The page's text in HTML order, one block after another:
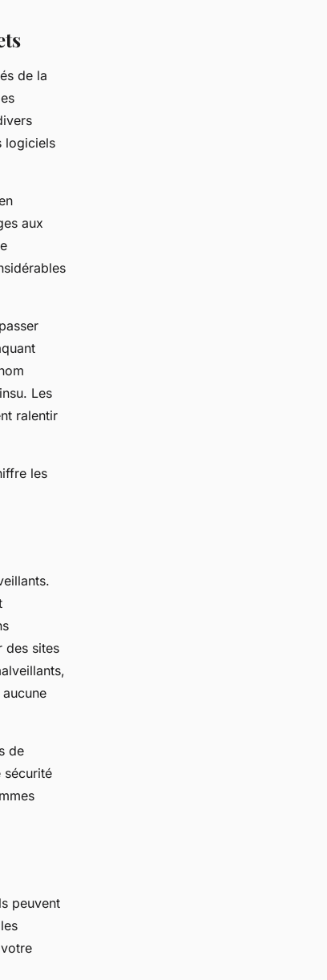
de la
logiciels
aux
Les
ralentir
les
des sites
de
sécurité
peuvent